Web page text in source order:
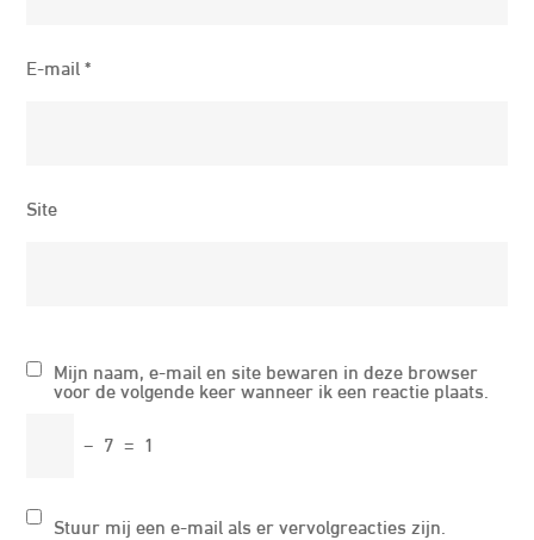
E-mail*
Site
Mijn naam, e-mail en site bewaren in deze browser
voor de volgende keer wanneer ik een reactie plaats.
− 7 = 1
Stuur mij een e-mail als er vervolgreacties zijn.